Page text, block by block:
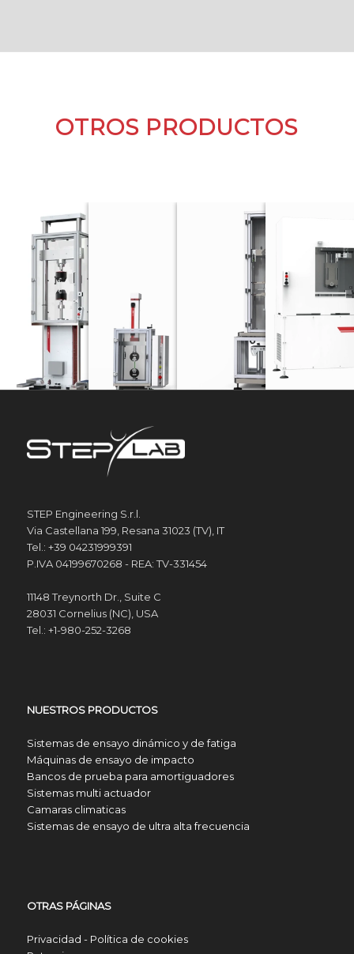
OTROS PRODUCTOS
Máquinas de ensayo electrodinámicas
máquinas de ensayo electromecánicas
SERIE DW
Torres de caída
STEP Engineering S.r.l.
Via Castellana 199, Resana 31023 (TV), IT
Tel.: +39 04231999391
P.IVA 04199670268 - REA: TV-331454
11148 Treynorth Dr., Suite C
28031 Cornelius (NC), USA
Tel.: +1-980-252-3268
NUESTROS PRODUCTOS
Sistemas de ensayo dinámico y de fatiga
Máquinas de ensayo de impacto
Bancos de prueba para amortiguadores
Sistemas multi actuador
Camaras climaticas
Sistemas de ensayo de ultra alta frecuencia
OTRAS PÁGINAS
Privacidad - Política de cookies